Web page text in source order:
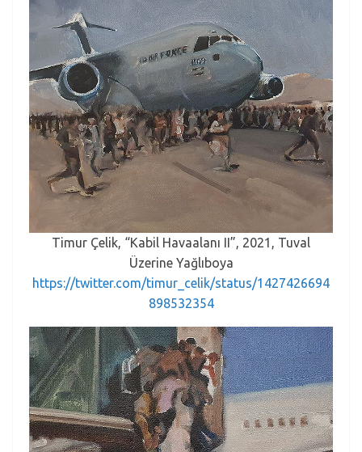
Timur Çelik, “Kabil Havaalanı II”, 2021, Tuval
Üzerine Yağlıboya
https://twitter.com/timur_celik/status/1427426694
898532354